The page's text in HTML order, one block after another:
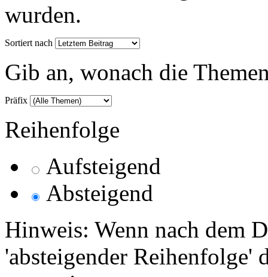
wurden.
Sortiert nach
Gib an, wonach die
Präfix
Reihenfolge
Aufsteigend
Absteigend
Hinweis: Wenn nach dem
'absteigender Reihenfolge'